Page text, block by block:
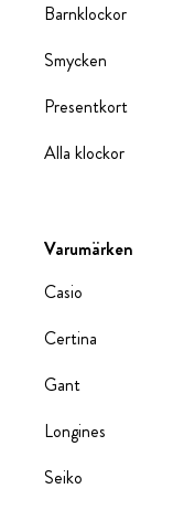
Barnklockor
Smycken
Presentkort
Alla klockor
Varumärken
Casio
Certina
Gant
Longines
Seiko